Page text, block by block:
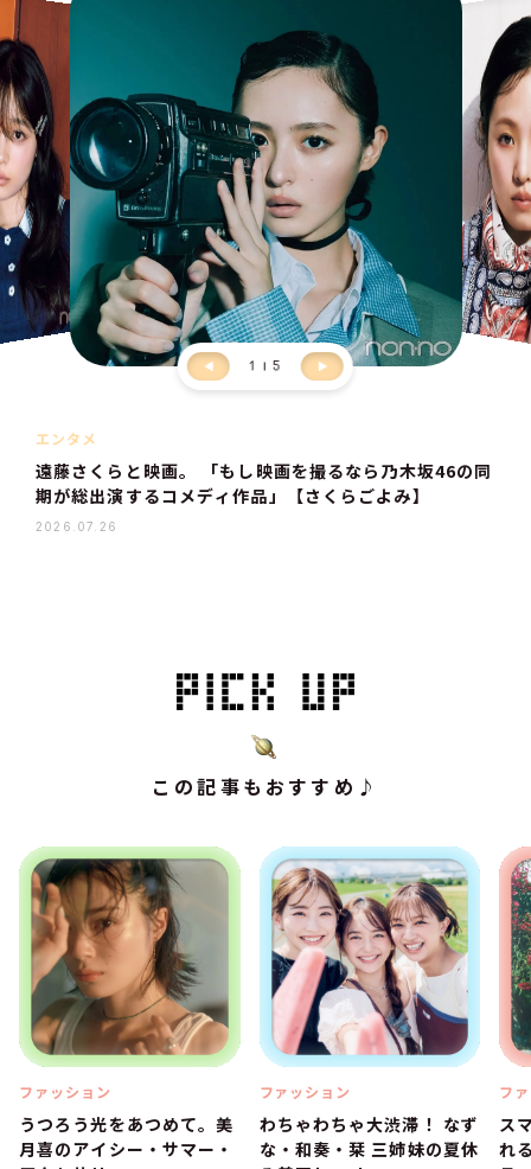
1 5
エンタメ
遠藤さくらと映画。 「もし映画を撮るなら乃木坂46の同
期が総出演するコメディ作品」【さくらごよみ】
2026.07.26
この記事もおすすめ♪
ファッション
うつろう光をあつめて。美
月喜のアイシー・サマー・
ファッション
わちゃわちゃ大渋滞！ なず
な・和奏・栞 三姉妹の夏休
フ
ス
れ